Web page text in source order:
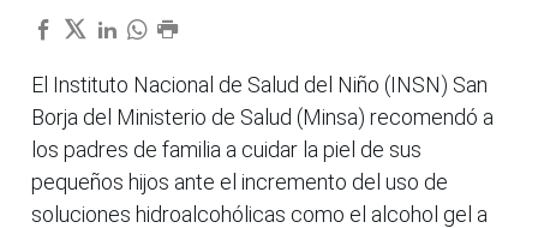
El Instituto Nacional de Salud del Niño (INSN) San
Borja del Ministerio de Salud (Minsa) recomendó a
los padres de familia a cuidar la piel de sus
pequeños hijos ante el incremento del uso de
soluciones hidroalcohólicas como el alcohol gel a